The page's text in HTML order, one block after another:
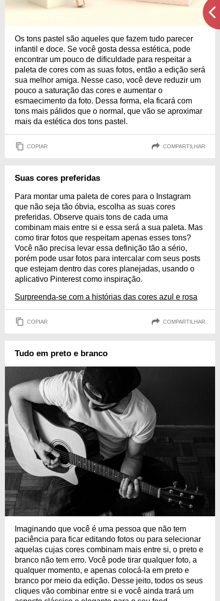
Os tons pastel são aqueles que fazem tudo parecer
infantil e doce. Se você gosta dessa estética, pode
encontrar um pouco de dificuldade para respeitar a
paleta de cores com as suas fotos, então a edição será
sua melhor amiga. Nesse caso, você deve reduzir um
pouco a saturação das cores e aumentar o
esmaecimento da foto. Dessa forma, ela ficará com
tons mais pálidos que o normal, que vão se aproximar
mais da estética dos tons pastel.
COPIAR COMPARTILHAR
Suas cores preferidas
Para montar uma paleta de cores para o Instagram
que não seja tão óbvia, escolha as suas cores
preferidas. Observe quais tons de cada uma
combinam mais entre si e essa será a sua paleta. Mas
como tirar fotos que respeitam apenas esses tons?
Você não precisa levar essa definição tão a sério,
porém pode usar fotos para intercalar com seus posts
que estejam dentro das cores planejadas, usando o
aplicativo Pinterest como inspiração.
Surpreenda-se com a histórias das cores azul e rosa
COPIAR COMPARTILHAR
Tudo em preto e branco
Imaginando que você é uma pessoa que não tem
paciência para ficar editando fotos ou para selecionar
aquelas cujas cores combinam mais entre si, o preto e
branco não tem erro. Você pode tirar qualquer foto, a
qualquer momento, e apenas colocá-la em preto e
branco por meio da edição. Desse jeito, todos os seus
cliques vão combinar entre si e você ainda trará um